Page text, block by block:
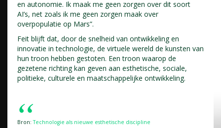
en autonomie. Ik maak me geen zorgen over dit soort
AI’s, net zoals ik me geen zorgen maak over
overpopulatie op Mars”.
Feit blijft dat, door de snelheid van ontwikkeling en
innovatie in technologie, de virtuele wereld de kunsten van
hun troon hebben gestoten. Een troon waarop de
gezetene richting kan geven aan esthetische, sociale,
politieke, culturele en maatschappelijke ontwikkeling.
Bron:Technologie als nieuwe esthetische discipline